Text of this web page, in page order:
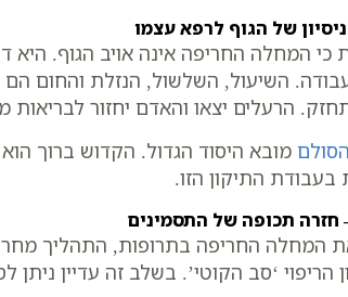
של הגוף לרפא עצמו
כי המחלה החריפה אינה אויב הגוף.
השיעול, השלשול, הנזלת והחום
הרעלים יצאו והאדם יחזור לבריאות
מובא היסוד הגדול. הקדוש ברוך
בעבודת התיקון הזו.
תכופה של התסמינים
החריפה בתרופות, התהליך
הריפוי ‘סב הקוטי’. בשלב זה עדיין